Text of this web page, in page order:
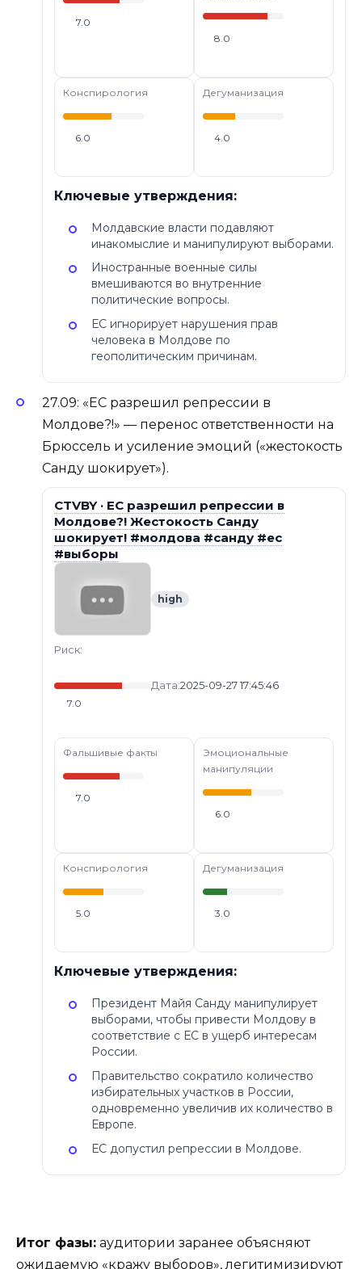
7.0
8.0
Конспирология
6.0
Дегуманизация
4.0
Ключевые утверждения:
Молдавские власти подавляют
инакомыслие и манипулируют выборами.
Иностранные военные силы
вмешиваются во внутренние
политические вопросы.
ЕС игнорирует нарушения прав
человека в Молдове по
геополитическим причинам.
27.09: «ЕС разрешил репрессии в
Молдове?!» — перенос ответственности на
Брюссель и усиление эмоций («жестокость
Санду шокирует»).
CTVBY · ЕС разрешил репрессии в
Молдове?! Жестокость Санду
шокирует! #молдова #санду #ес
#выборы
high
Риск:
7.0
Дата:2025-09-27 17:45:46
Фальшивые факты
7.0
Эмоциональные
манипуляции
6.0
Конспирология
5.0
Дегуманизация
3.0
Ключевые утверждения:
Президент Майя Санду манипулирует
выборами, чтобы привести Молдову в
соответствие с ЕС в ущерб интересам
России.
Правительство сократило количество
избирательных участков в России,
одновременно увеличив их количество в
Европе.
ЕС допустил репрессии в Молдове.
Итог фазы: аудитории заранее объясняют
ожидаемую «кражу выборов», легитимизируют